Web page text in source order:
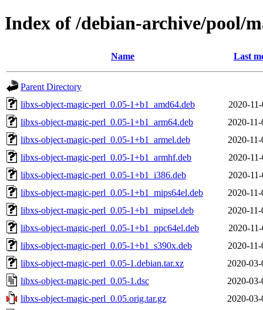
Index of /debian-archive/pool/
Name Last
Parent Directory
libxs-object-magic-perl_0.05-1+b1_amd64.deb
2020-
libxs-object-magic-perl_0.05-1+b1_arm64.deb
2020-
libxs-object-magic-perl_0.05-1+b1_armel.deb
2020-
libxs-object-magic-perl_0.05-1+b1_armhf.deb
2020-
libxs-object-magic-perl_0.05-1+b1_i386.deb
2020-
libxs-object-magic-perl_0.05-1+b1_mips64el.deb
2020-
libxs-object-magic-perl_0.05-1+b1_mipsel.deb
2020-
libxs-object-magic-perl_0.05-1+b1_ppc64el.deb
2020-
libxs-object-magic-perl_0.05-1+b1_s390x.deb
2020-
libxs-object-magic-perl_0.05-1.debian.tar.xz
2020-
libxs-object-magic-perl_0.05-1.dsc
2020-
libxs-object-magic-perl_0.05.orig.tar.gz
2020-